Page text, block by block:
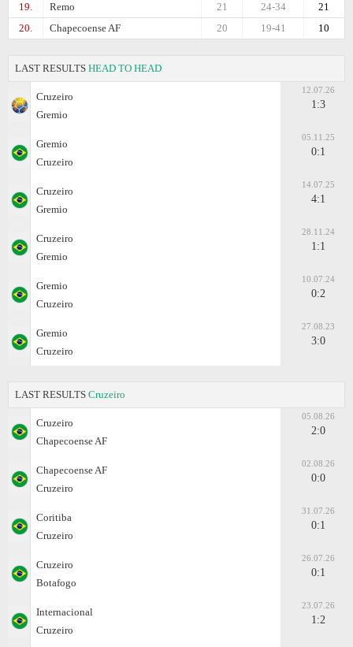
19. Remo 21
24-34
21
20.
Chapecoense AF 10
19-41
20
LAST RESULTS HEAD TO HEAD
Cruzeiro
Gremio
12.07.26
1:3
Gremio
Cruzeiro
05.11.25
0:1
Cruzeiro
Gremio
14.07.25
4:1
Cruzeiro
Gremio
28.11.24
1:1
Gremio
Cruzeiro
10.07.24
0:2
Gremio
Cruzeiro
27.08.23
3:0
LAST RESULTS Cruzeiro
Cruzeiro
Chapecoense AF
05.08.26
2:0
Chapecoense AF
Cruzeiro
02.08.26
0:0
Coritiba
Cruzeiro
31.07.26
0:1
Cruzeiro
Botafogo
26.07.26
0:1
Internacional
Cruzeiro
23.07.26
1:2